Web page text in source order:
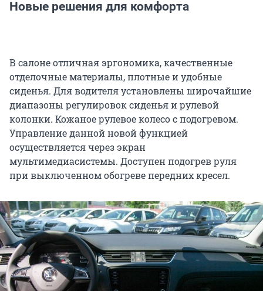
Новые решения для комфорта
В салоне отличная эргономика, качественные
отделочные материалы, плотные и удобные
сиденья. Для водителя установлены широчайшие
диапазоны регулировок сиденья и рулевой
колонки. Кожаное рулевое колесо с подогревом.
Управление данной новой функцией
осуществляется через экран
мультимедиасистемы. Доступен подогрев руля
при выключенном обогреве передних кресел.